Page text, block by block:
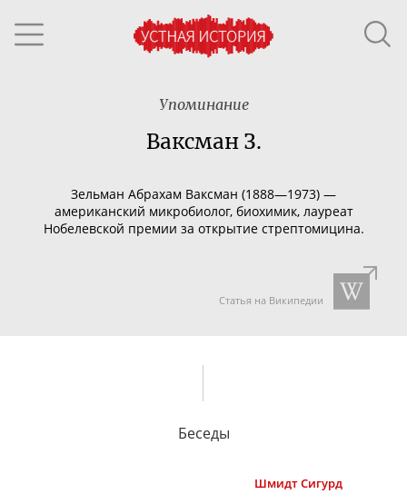
Упоминание
Ваксман З.
Зельман Абрахам Ваксман (1888—1973) —
американский микробиолог, биохимик, лауреат
Нобелевской премии за открытие стрептомицина.
Статья на Википедии
Беседы
ШмидтСигурд